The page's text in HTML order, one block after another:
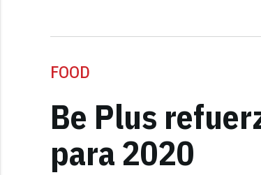
FOOD
Be Plus
para 2020